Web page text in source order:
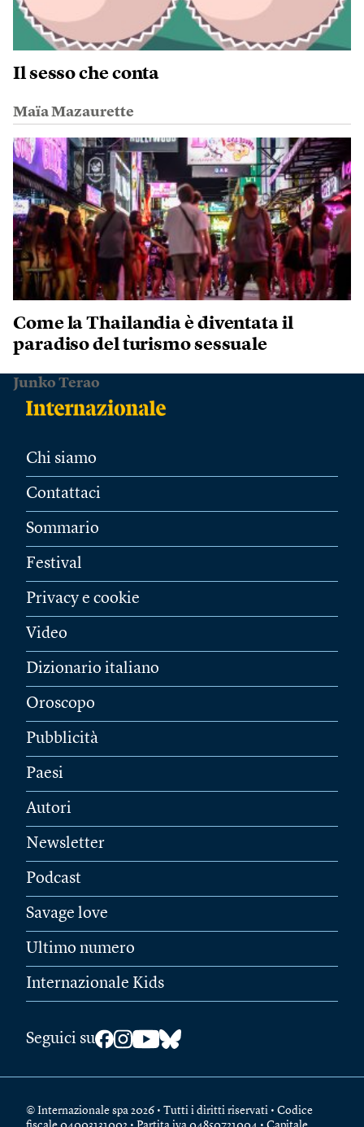
Il sesso che conta
Maïa Mazaurette
Come la Thailandia è diventata il
paradiso del turismo sessuale
Junko Terao
Chi siamo
Contattaci
Sommario
Festival
Privacy e cookie
Video
Dizionario italiano
Oroscopo
Pubblicità
Paesi
Autori
Newsletter
Podcast
Savage love
Ultimo numero
Internazionale Kids
Seguici su
© Internazionale spa 2026 • Tutti i diritti riservati • Codice